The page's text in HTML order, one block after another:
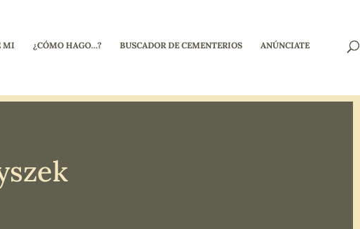
MI ¿CÓMO HAGO…? BUSCADOR DE CEMENTERIOS ANÚNCIATE